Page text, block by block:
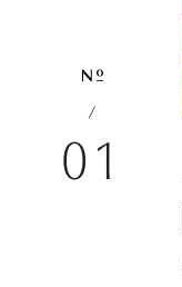
/
01